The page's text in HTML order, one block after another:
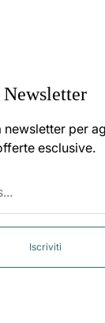
Newsletter
newsletter per
esclusive.
Iscriviti